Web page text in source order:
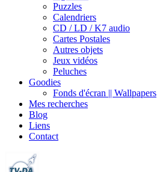
Puzzles
Calendriers
CD / LD / K7 audio
Cartes Postales
Autres objets
Jeux vidéos
Peluches
Goodies
Fonds d'écran || Wallpapers
Mes recherches
Blog
Liens
Contact